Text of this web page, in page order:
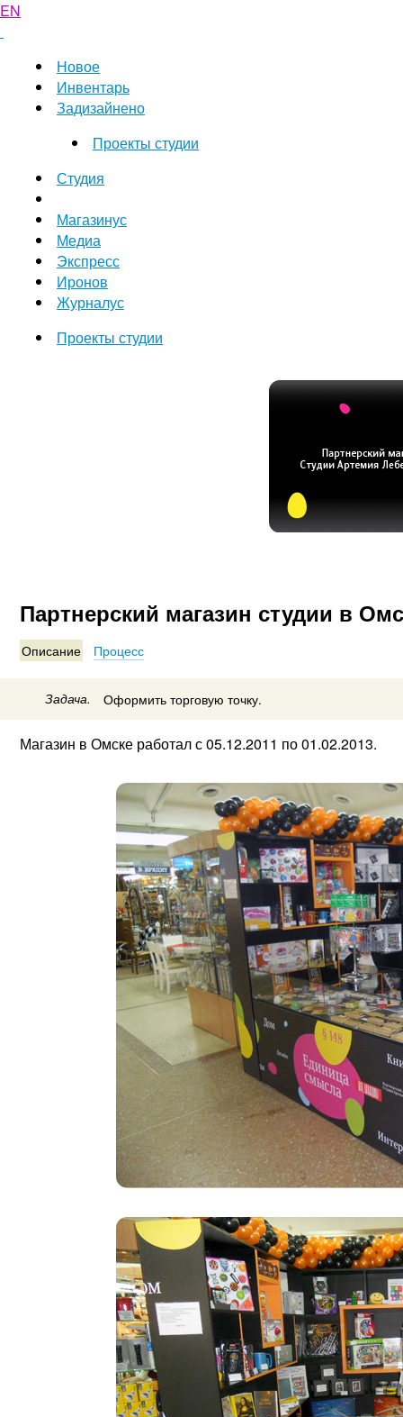
EN
Новое
Инвентарь
Задизайнено
Проекты студии
Студия
Магазинус
Медиа
Экспресс
Иронов
Журналус
Проекты студии
Партнерский магазин студии в
Описание Процесс
Задача. Оформить торговую точку.
Магазин в Омске работал с 05.12.2011 по 01.02.2013.